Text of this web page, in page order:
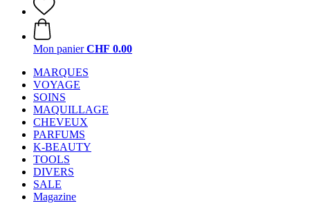
Mon panier CHF 0.00
MARQUES
VOYAGE
SOINS
MAQUILLAGE
CHEVEUX
PARFUMS
K-BEAUTY
TOOLS
DIVERS
SALE
Magazine